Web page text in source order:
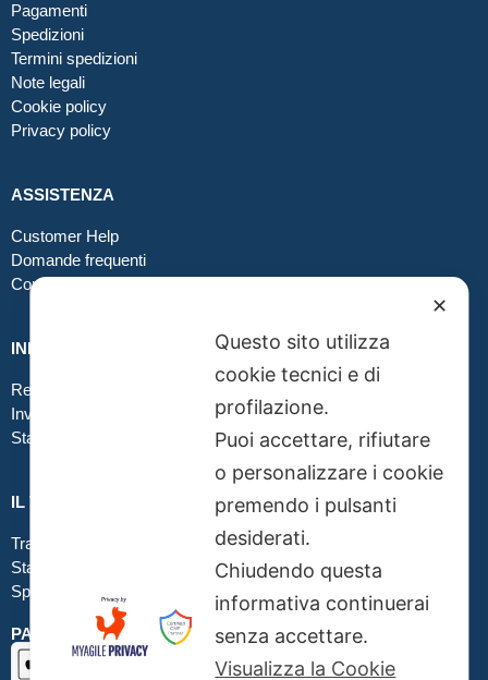
Pagamenti
Spedizioni
Termini spedizioni
Note legali
Cookie policy
Privacy policy
ASSISTENZA
Customer Help
Domande frequenti
Contatti
INFO GRAFICA
Realizzare file corretti
Inviare file grafici
Stampa in tessuto
IL TUO ORDINE
Traccia la tua spedizione
Stato del tuo ordine
Spedizioni
PAGAMENTI SICURI SSL
✕
Questo sito utilizza
cookie tecnici e di
profilazione.
Puoi accettare, rifiutare
o personalizzare i cookie
premendo i pulsanti
desiderati.
Chiudendo questa
informativa continuerai
senza accettare.
Visualizza la Cookie